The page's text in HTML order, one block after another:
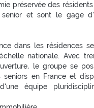
préservée des
et sont le gage
dans les résidences
nationale. Avec
le groupe se
en France et
équipe